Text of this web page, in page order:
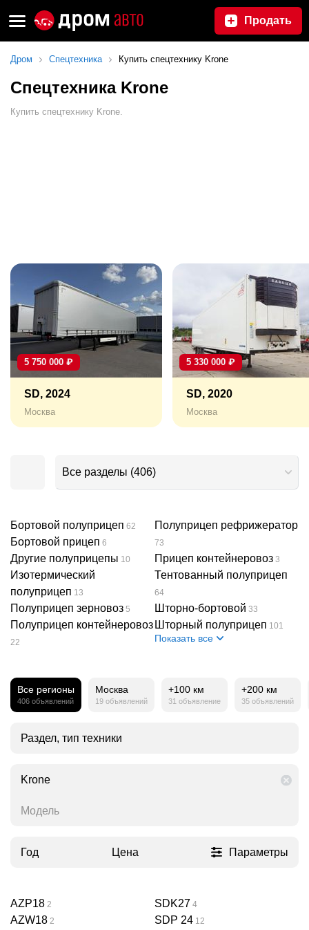
Продать
Дром Спецтехника Купить спецтехнику Krone
Спецтехника Krone
Купить спецтехнику Krone.
5 750 000 ₽
SD, 2024
Москва
5 330 000 ₽
SD, 2020
Москва
Все разделы (406)
Бортовой полуприцеп 62
Бортовой прицеп 6
Другие полуприцепы 10
Изотермический
полуприцеп 13
Полуприцеп зерновоз 5
Полуприцеп контейнеровоз
22
Полуприцеп рефрижератор
73
Прицеп контейнеровоз 3
Тентованный полуприцеп
64
Шторно-бортовой 33
Шторный полуприцеп 101
Показать все
Все регионы
406 объявлений
Москва
19 объявлений
+100 км
31 объявление
+200 км
35 объявлений
Раздел, тип техники
Krone
Модель
Год Цена Параметры
AZP18 2
AZW18 2
SDK27 4
SDP 24 12